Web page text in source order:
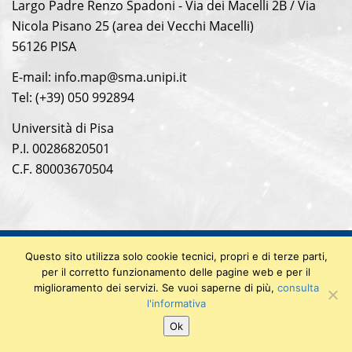
Largo Padre Renzo Spadoni - Via dei Macelli 2B / Via
Nicola Pisano 25 (area dei Vecchi Macelli)
56126 PISA
E-mail: info.map@sma.unipi.it
Tel: (+39) 050 992894
Università di Pisa
P.I. 00286820501
C.F. 80003670504
© 2018 Museo di Anatomia Patologica
Privacy Policy |Note legali
Questo sito utilizza solo cookie tecnici, propri e di terze parti,
per il corretto funzionamento delle pagine web e per il
miglioramento dei servizi. Se vuoi saperne di più, consulta
l'informativa
Ok